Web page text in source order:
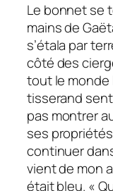
Le bonnet se
mains de
s’étala par
côté des
tout le monde
tisserand
pas montrer
ses
continuer
vient de mon
était bleu. «